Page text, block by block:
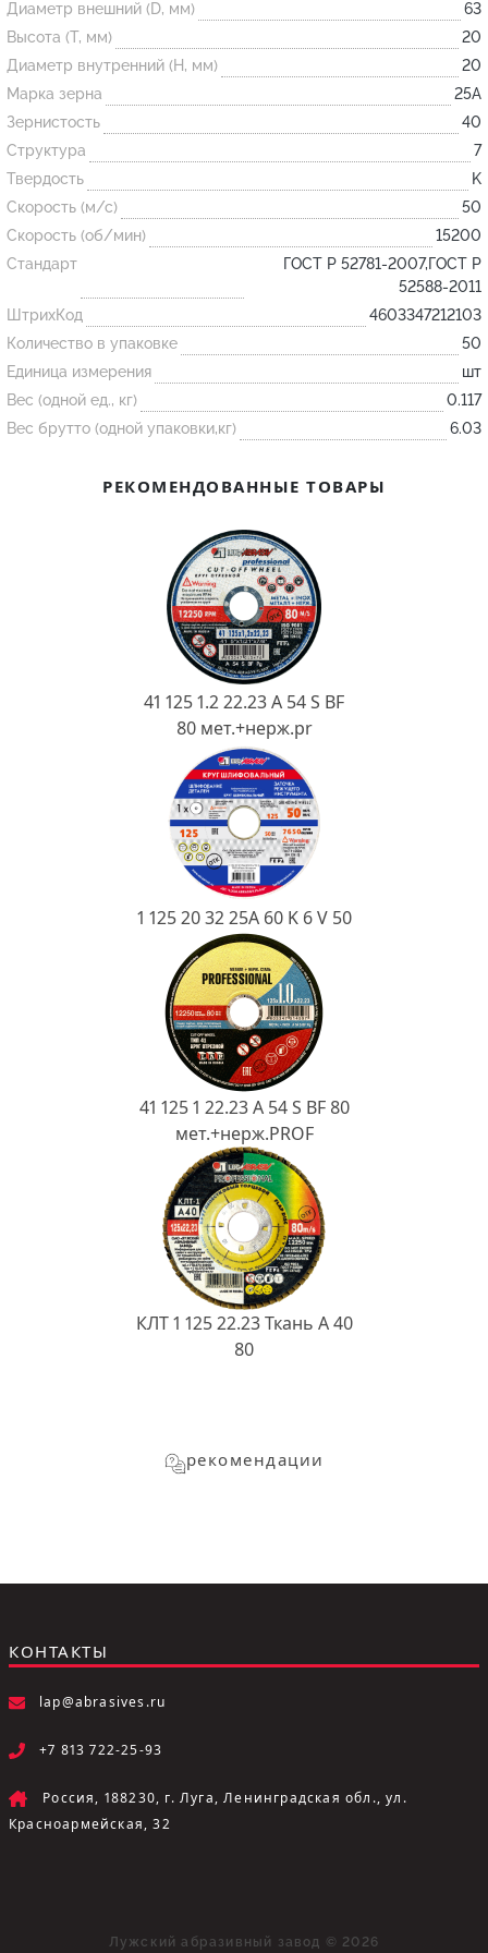
Огнеупорные
изделия
Скачать каталог
Тигель
Муфель
Черпак
Шербер
Трубка
Стержень
Пробка
Подставка
Лодочка
Ковш разливочный
Огнеупорная SiC смесь
Диаметр внешний (D, мм)
63
Высота (T, мм)
20
Диаметр внутренний (H, мм)
20
Марка зерна
25А
Зернистость
40
Структура
7
Твердость
K
Скорость (м/с)
50
Скорость (об/мин)
15200
Стандарт
ГОСТ Р 52781-2007,ГОСТ Р
52588-2011
ШтрихКод
4603347212103
Количество в упаковке
50
Единица измерения
шт
Вес (одной ед., кг)
0.117
Вес брутто (одной упаковки,кг)
6.03
РЕКОМЕНДОВАННЫЕ ТОВАРЫ
41 125 1.2 22.23 A 54 S BF
80 мет.+нерж.pr
1 125 20 32 25А 60 K 6 V 50
41 125 1 22.23 A 54 S BF 80
мет.+нерж.PROF
КЛТ 1 125 22.23 Ткань A 40
80
рекомендации
КОНТАКТЫ
lap@abrasives.ru
+7 813 722-25-93
Россия, 188230, г. Луга, Ленинградская обл., ул.
Красноармейская, 32
Лужский абразивный завод © 2026